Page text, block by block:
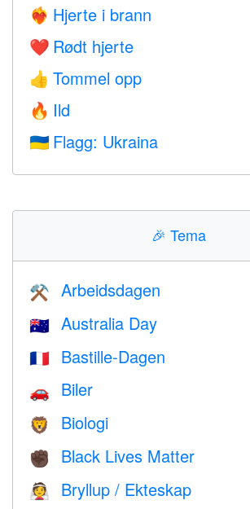
❤️‍🔥 Hjerte i brann
❤️ Rødt hjerte
👍 Tommel opp
🔥 Ild
🇺🇦 Flagg: Ukraina
🎉 Tema
⚒️ Arbeidsdagen
🇦🇺 Australia Day
🇫🇷 Bastille-Dagen
🚗 Biler
🦁 Biologi
✊🏿 Black Lives Matter
👰 Bryllup / Ekteskap